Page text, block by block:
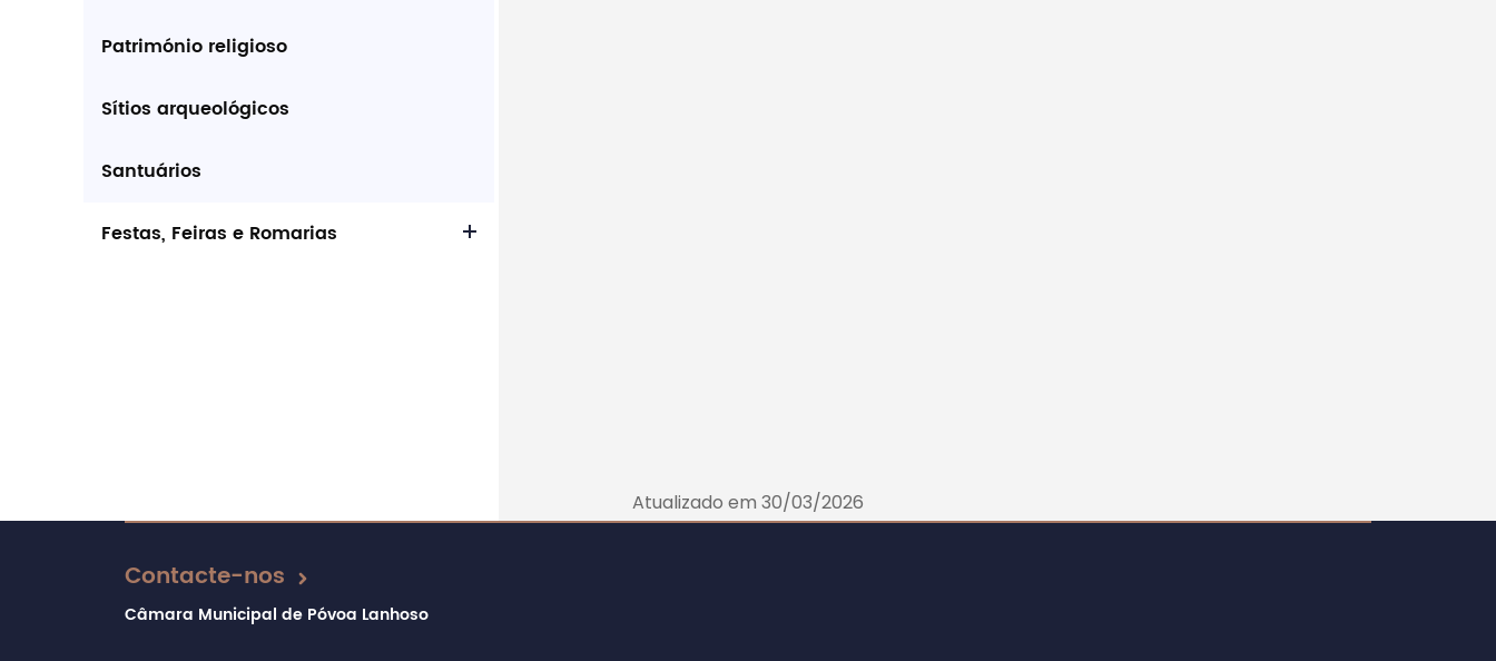
Filtros
Património religioso
Sítios arqueológicos
Santuários
Festas, Feiras e Romarias
Atualizado em 30/03/2026
Contacte-nos
Câmara Municipal de Póvoa Lanhoso